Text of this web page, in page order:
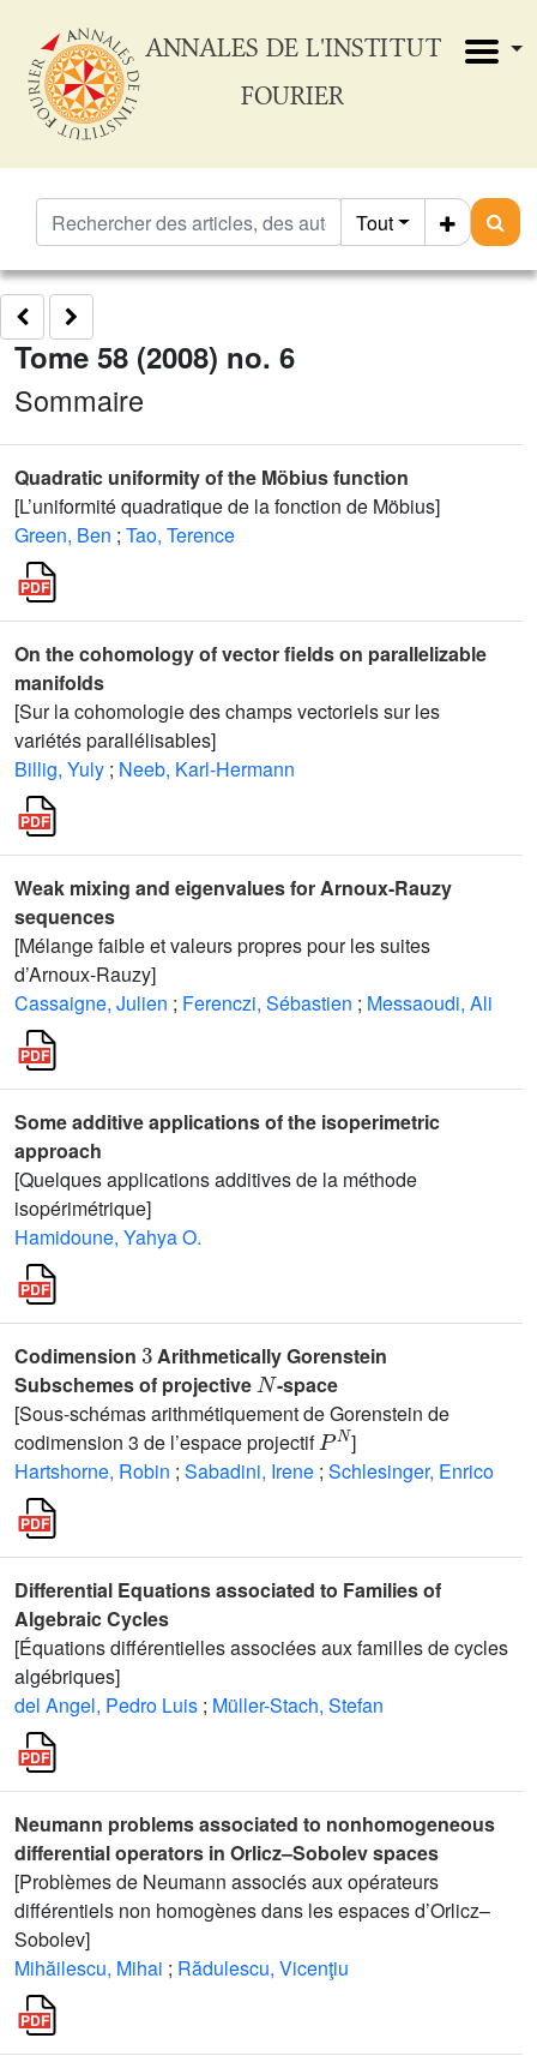
ANNALES DE L'INSTITUT
FOURIER
Tout
Tome 58 (2008) no. 6
Sommaire
Quadratic uniformity of the Möbius function
[L’uniformité quadratique de la fonction de Möbius]
Green, Ben ; Tao, Terence
On the cohomology of vector fields on parallelizable
manifolds
[Sur la cohomologie des champs vectoriels sur les
variétés parallélisables]
Billig, Yuly ; Neeb, Karl-Hermann
Weak mixing and eigenvalues for Arnoux-Rauzy
sequences
[Mélange faible et valeurs propres pour les suites
d’Arnoux-Rauzy]
Cassaigne, Julien ; Ferenczi, Sébastien ; Messaoudi, Ali
Some additive applications of the isoperimetric
approach
[Quelques applications additives de la méthode
isopérimétrique]
Hamidoune, Yahya O.
Codimension
Arithmetically Gorenstein
Subschemes of projective
N
-space
[Sous-schémas arithmétiquement de Gorenstein de
codimension 3 de l’espace projectif
PN
]
Hartshorne, Robin ; Sabadini, Irene ; Schlesinger, Enrico
Differential Equations associated to Families of
Algebraic Cycles
[Équations différentielles associées aux familles de cycles
algébriques]
del Angel, Pedro Luis ; Müller-Stach, Stefan
Neumann problems associated to nonhomogeneous
differential operators in Orlicz–Sobolev spaces
[Problèmes de Neumann associés aux opérateurs
différentiels non homogènes dans les espaces d’Orlicz–
Sobolev]
Mihăilescu, Mihai ; Rădulescu, Vicenţiu